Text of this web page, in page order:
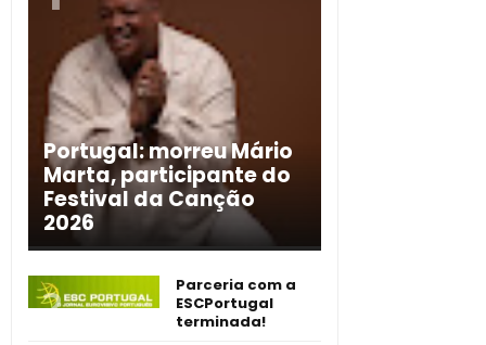
Portugal: morreu Mário
Marta, participante do
Festival da Canção
2026
Parceria com a
ESCPortugal
terminada!